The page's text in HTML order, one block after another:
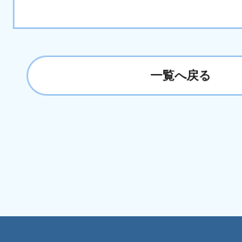
一覧へ戻る